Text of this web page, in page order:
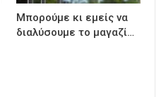
Μπορούμε κι εμείς να
διαλύσουμε το μαγαζί…